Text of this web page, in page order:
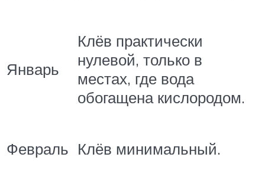
Январь
Клёв практически
нулевой, только в
местах, где вода
обогащена кислородом.
Февраль Клёв минимальный.